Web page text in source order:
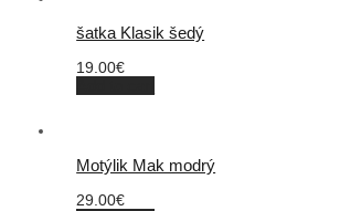
šatka Klasik šedý
19.00€
Motýlik Mak modrý
29.00€